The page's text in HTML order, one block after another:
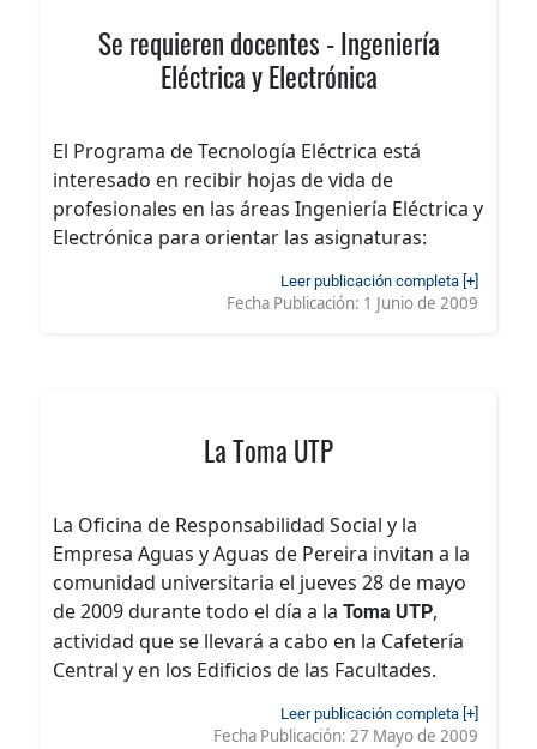
Se requieren docentes - Ingeniería
Eléctrica y Electrónica
El Programa de Tecnología Eléctrica está
interesado en recibir hojas de vida de
profesionales en las áreas Ingeniería Eléctrica y
Electrónica para orientar las asignaturas:
Leer publicación completa [+]
Fecha Publicación: 1 Junio de 2009
La Toma UTP
La Oficina de Responsabilidad Social y la
Empresa Aguas y Aguas de Pereira invitan a la
comunidad universitaria el jueves 28 de mayo
de 2009 durante todo el día a la Toma UTP,
actividad que se llevará a cabo en la Cafetería
Central y en los Edificios de las Facultades.
Leer publicación completa [+]
Fecha Publicación: 27 Mayo de 2009